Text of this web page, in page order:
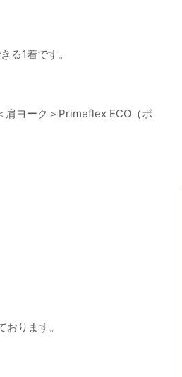
る1着です。
ヨーク＞Primeflex ECO（ポ
ります。